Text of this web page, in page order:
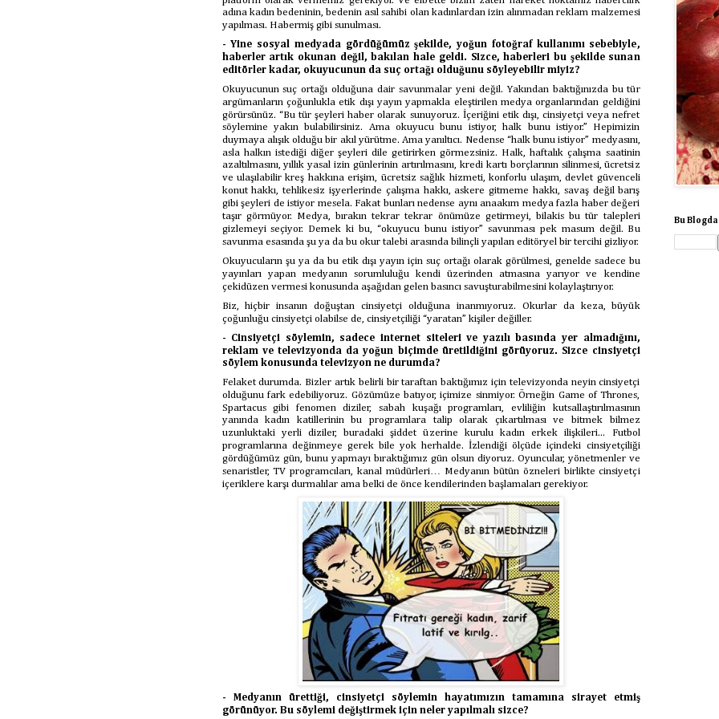
adına kadın bedeninin, bedenin asıl sahibi olan kadınlardan izin alınmadan reklam malzemesi
yapılması. Habermiş gibi sunulması.
- Yine sosyal medyada gördüğümüz şekilde, yoğun fotoğraf kullanımı sebebiyle,
haberler artık okunan değil, bakılan hale geldi. Sizce, haberleri bu şekilde sunan
editörler kadar, okuyucunun da suç ortağı olduğunu söyleyebilir miyiz?
Okuyucunun suç ortağı olduğuna dair savunmalar yeni değil. Yakından baktığınızda bu tür
argümanların çoğunlukla etik dışı yayın yapmakla eleştirilen medya organlarından geldiğini
görürsünüz. “Bu tür şeyleri haber olarak sunuyoruz. İçeriğini etik dışı, cinsiyetçi veya nefret
söylemine yakın bulabilirsiniz. Ama okuyucu bunu istiyor, halk bunu istiyor.” Hepimizin
duymaya alışık olduğu bir akıl yürütme. Ama yanıltıcı. Nedense “halk bunu istiyor” medyasını,
asla halkın istediği diğer şeyleri dile getirirken görmezsiniz. Halk, haftalık çalışma saatinin
azaltılmasını, yıllık yasal izin günlerinin artırılmasını, kredi kartı borçlarının silinmesi, ücretsiz
ve ulaşılabilir kreş hakkına erişim, ücretsiz sağlık hizmeti, konforlu ulaşım, devlet güvenceli
konut hakkı, tehlikesiz işyerlerinde çalışma hakkı, askere gitmeme hakkı, savaş değil barış
gibi şeyleri de istiyor mesela. Fakat bunları nedense aynı anaakım medya fazla haber değeri
taşır görmüyor. Medya, bırakın tekrar tekrar önümüze getirmeyi, bilakis bu tür talepleri
gizlemeyi seçiyor. Demek ki bu, “okuyucu bunu istiyor” savunması pek masum değil. Bu
savunma esasında şu ya da bu okur talebi arasında bilinçli yapılan editöryel bir tercihi gizliyor.
Okuyucuların şu ya da bu etik dışı yayın için suç ortağı olarak görülmesi, genelde sadece bu
yayınları yapan medyanın sorumluluğu kendi üzerinden atmasına yarıyor ve kendine
çekidüzen vermesi konusunda aşağıdan gelen basıncı savuşturabilmesini kolaylaştırıyor.
Biz, hiçbir insanın doğuştan cinsiyetçi olduğuna inanmıyoruz. Okurlar da keza, büyük
çoğunluğu cinsiyetçi olabilse de, cinsiyetçiliği “yaratan” kişiler değiller.
- Cinsiyetçi söylemin, sadece internet siteleri ve yazılı basında yer almadığını,
reklam ve televizyonda da yoğun biçimde üretildiğini görüyoruz. Sizce cinsiyetçi
söylem konusunda televizyon ne durumda?
Felaket durumda. Bizler artık belirli bir taraftan baktığımız için televizyonda neyin cinsiyetçi
olduğunu fark edebiliyoruz. Gözümüze batıyor, içimize sinmiyor. Örneğin Game of Thrones,
Spartacus gibi fenomen diziler, sabah kuşağı programları, evliliğin kutsallaştırılmasının
yanında kadın katillerinin bu programlara talip olarak çıkartılması ve bitmek bilmez
uzunluktaki yerli diziler, buradaki şiddet üzerine kurulu kadın erkek ilişkileri... Futbol
programlarına değinmeye gerek bile yok herhalde. İzlendiği ölçüde içindeki cinsiyetçiliği
gördüğümüz gün, bunu yapmayı bıraktığımız gün olsun diyoruz. Oyuncular, yönetmenler ve
senaristler, TV programcıları, kanal müdürleri… Medyanın bütün özneleri birlikte cinsiyetçi
içeriklere karşı durmalılar ama belki de önce kendilerinden başlamaları gerekiyor.
- Medyanın ürettiği, cinsiyetçi söylemin hayatımızın tamamına sirayet etmiş
görünüyor. Bu söylemi değiştirmek için neler yapılmalı sizce?
Bu